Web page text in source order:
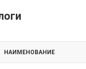
НАИМЕНОВАНИЕ